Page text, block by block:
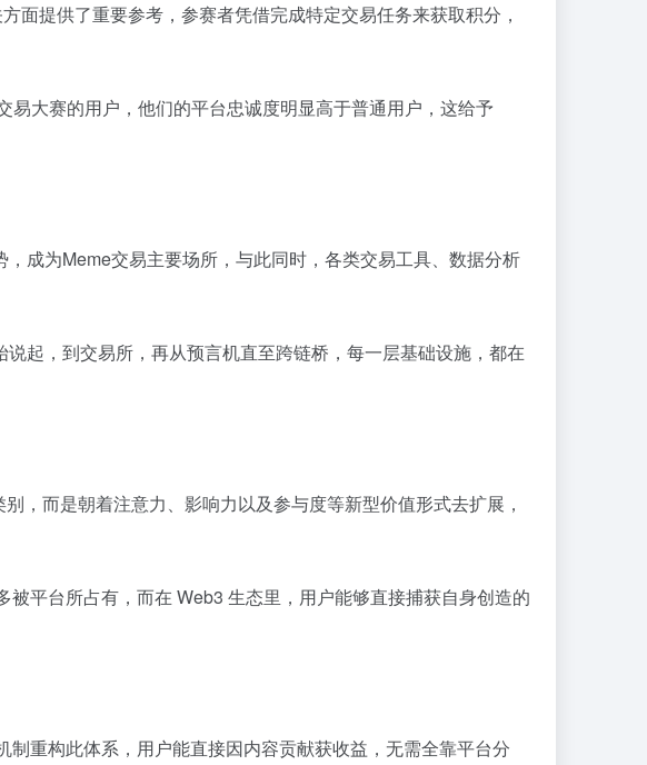
面提供了重要参考，参赛者凭借完成特定交易任务来获取积分，
大赛的用户，他们的平台忠诚度明显高于普通用户，这给予
成为Meme交易主要场所，与此同时，各类交易工具、数据分析
起，到交易所，再从预言机直至跨链桥，每一层基础设施，都在
，而是朝着注意力、影响力以及参与度等新型价值形式去扩展，
平台所占有，而在 Web3 生态里，用户能够直接捕获自身创造的
重构此体系，用户能直接因内容贡献获收益，无需全靠平台分